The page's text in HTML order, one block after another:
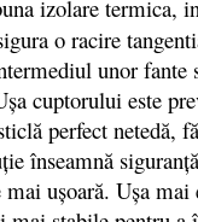
izolare termica,
o racire
unor fante
cuptorului este
perfect netedă,
înseamnă
uşoară. Uşa mai